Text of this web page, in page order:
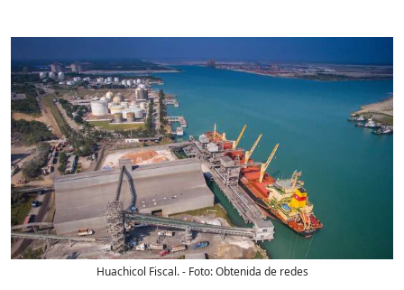
Huachicol Fiscal.- Foto:Obtenida de redes